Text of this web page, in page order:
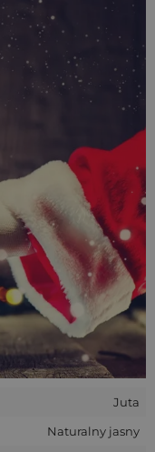
zmienne warunki
pole wyboru,
na wiele
gwarancję
dla siebie.
Juta
Naturalny jasny